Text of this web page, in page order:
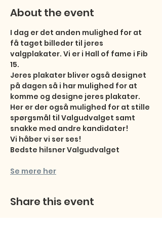
About the event
I dag er det anden mulighed for at
få taget billeder til jeres
valgplakater. Vi er i Hall of fame i Fib
15.
Jeres plakater bliver også designet
på dagen så i har mulighed for at
komme og designe jeres plakater.
Her er der også mulighed for at stille
spørgsmål til Valgudvalget samt
snakke med andre kandidater!
Vi håber vi ser ses!
Bedste hilsner Valgudvalget
Se mere her
Share this event